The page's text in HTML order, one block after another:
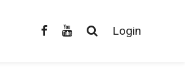
Login